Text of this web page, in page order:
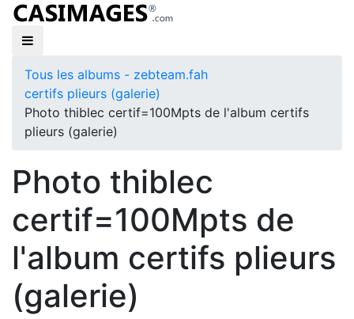
Tous les albums - zebteam.fah
certifs plieurs (galerie)
Photo thiblec certif=100Mpts de l'album certifs
plieurs (galerie)
Photo thiblec
certif=100Mpts de
l'album certifs plieurs
(galerie)